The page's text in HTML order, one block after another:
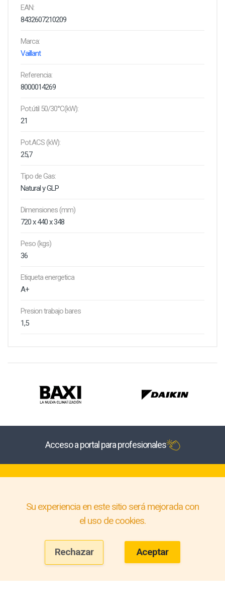
EAN:
8432607210209
Marca:
Vaillant
Referencia:
8000014269
Pot.útil 50/30°C(kW):
21
Pot.ACS (kW):
25,7
Tipo de Gas:
Natural y GLP
Dimensiones (mm)
720 x 440 x 348
Peso (kgs)
36
Etiqueta energetica
A+
Presion trabajo bares
1,5
Acceso a portal para profesionales
Su experiencia en este sitio será mejorada con
el uso de cookies.
Rechazar Aceptar